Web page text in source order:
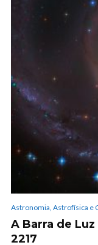
Astronomia, Astrofísica e
A Barra de
2217